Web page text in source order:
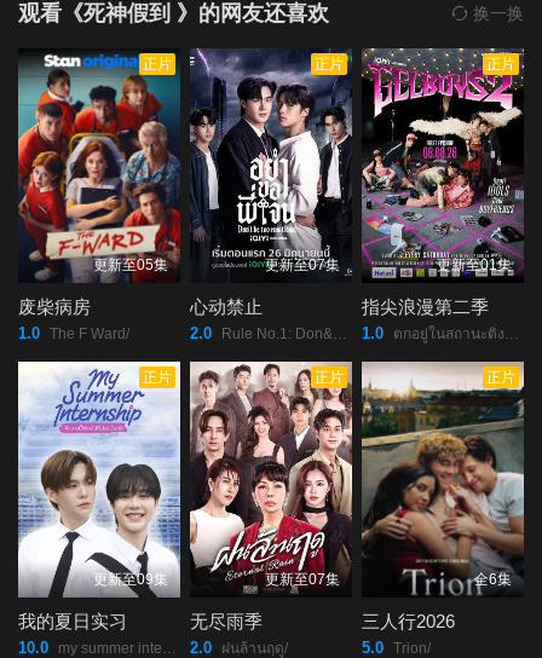
观看《死神假到 》的网友还喜欢 换一换
正片
更新至05集
废柴病房
1.0 The F Ward/
正片
更新至07集
心动禁止
2.0 Rule No.1: Don&#039;t Be Too Emotional/
正片
更新至01集
指尖浪漫第二季
1.0 ตกอยู่ในสถานะติ่งแฟน/
正片
更新至09集
我的夏日实习
10.0 my summer internship/
正片
更新至07集
无尽雨季
2.0 ฝนล้านฤดู/
正片
全6集
三人行2026
5.0 Trion/